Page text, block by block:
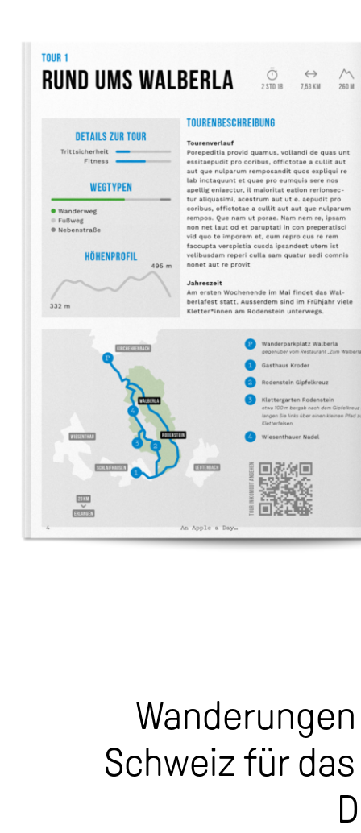
Schweiz für